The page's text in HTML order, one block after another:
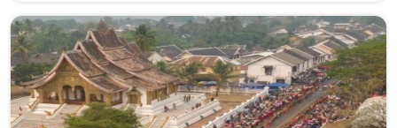
unisce storia, cultura e natura!